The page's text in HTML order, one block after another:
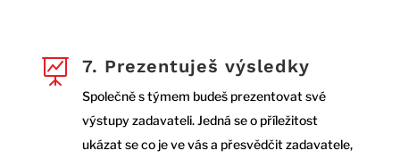
 7. Prezentuješ výsledky
Společně s týmem budeš prezentovat své
výstupy zadavateli. Jedná se o příležitost
ukázat se co je ve vás a přesvědčit zadavatele,